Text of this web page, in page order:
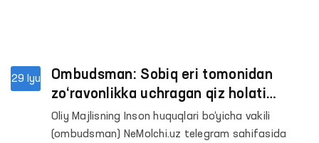
29 Iyu
Ombudsman: Sobiq eri tomonidan
zo‘ravonlikka uchragan qiz holati
o‘rganilmoqda
Oliy Majlisning Inson huquqlari bo‘yicha vakili
(ombudsman) NeMolchi.uz telegram sahifasida